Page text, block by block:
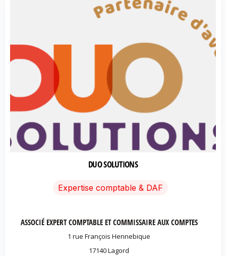
DUO SOLUTIONS
Expertise comptable & DAF
ASSOCIÉ EXPERT COMPTABLE ET COMMISSAIRE AUX COMPTES
1 rue François Hennebique
17140 Lagord